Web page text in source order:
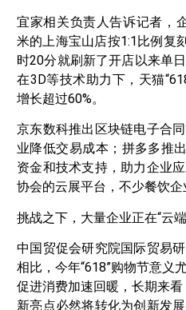
宜家相关负责人告诉记者，
米的上海宝山店按1:1比例复
时20分就刷新了开店以来单
在3D等技术助力下，天猫
增长超过60%。
京东数科推出区块链电子合
业降低交易成本；拼多多推
资金和技术支持，助力企业
协会的云展平台，不少餐饮
挑战之下，大量企业正在“云
中国贸促会研究院国际贸易
相比，今年“618”购物节意义
促进消费加速回暖，长期来看
新亮点必然将转化为创新发